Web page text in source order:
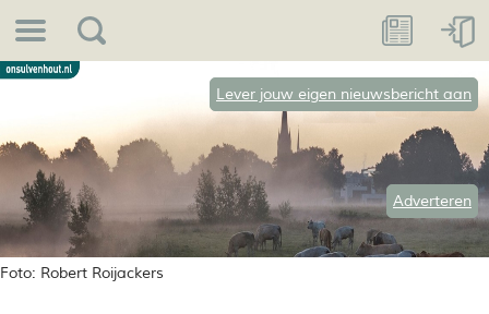
Foto: Robert Roijackers
Lever jouw eigen nieuwsbericht aan
Adverteren